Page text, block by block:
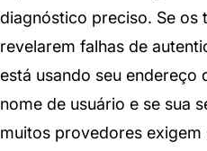
diagnóstico preciso. Se os
revelarem falhas de
está usando seu
nome de usuário e se sua
muitos provedores exigem